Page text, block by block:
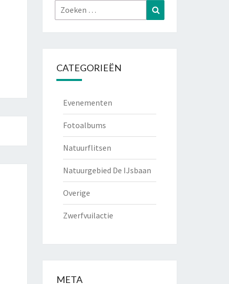
Zoeken
naar:
CATEGORIEËN
Evenementen
Fotoalbums
Natuurflitsen
Natuurgebied De IJsbaan
Overige
Zwerfvuilactie
META